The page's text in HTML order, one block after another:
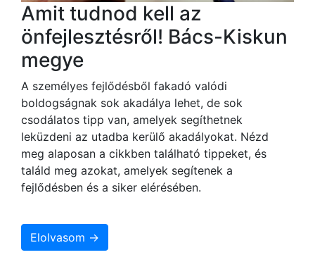
Amit tudnod kell az
önfejlesztésről! Bács-Kiskun
megye
A személyes fejlődésből fakadó valódi
boldogságnak sok akadálya lehet, de sok
csodálatos tipp van, amelyek segíthetnek
leküzdeni az utadba kerülő akadályokat. Nézd
meg alaposan a cikkben található tippeket, és
találd meg azokat, amelyek segítenek a
fejlődésben és a siker elérésében.
Elolvasom →